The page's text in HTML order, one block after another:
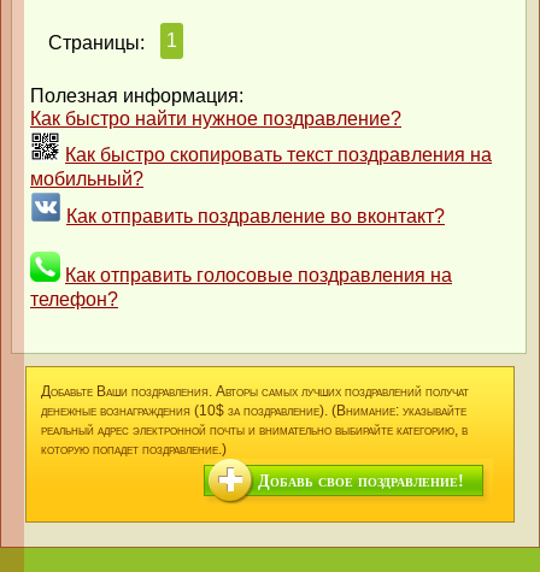
Страницы: 1
Полезная информация:
Как быстро найти нужное поздравление?
Как быстро скопировать текст поздравления на
мобильный?
Как отправить поздравление во вконтакт?
Как отправить голосовые поздравления на
телефон?
Добавьте Ваши поздравления. Авторы самых лучших поздравлений получат
денежные вознаграждения (10$ за поздравление). (Внимание: указывайте
реальный адрес электронной почты и внимательно выбирайте категорию, в
которую попадет поздравление.)
Добавь свое поздравление!